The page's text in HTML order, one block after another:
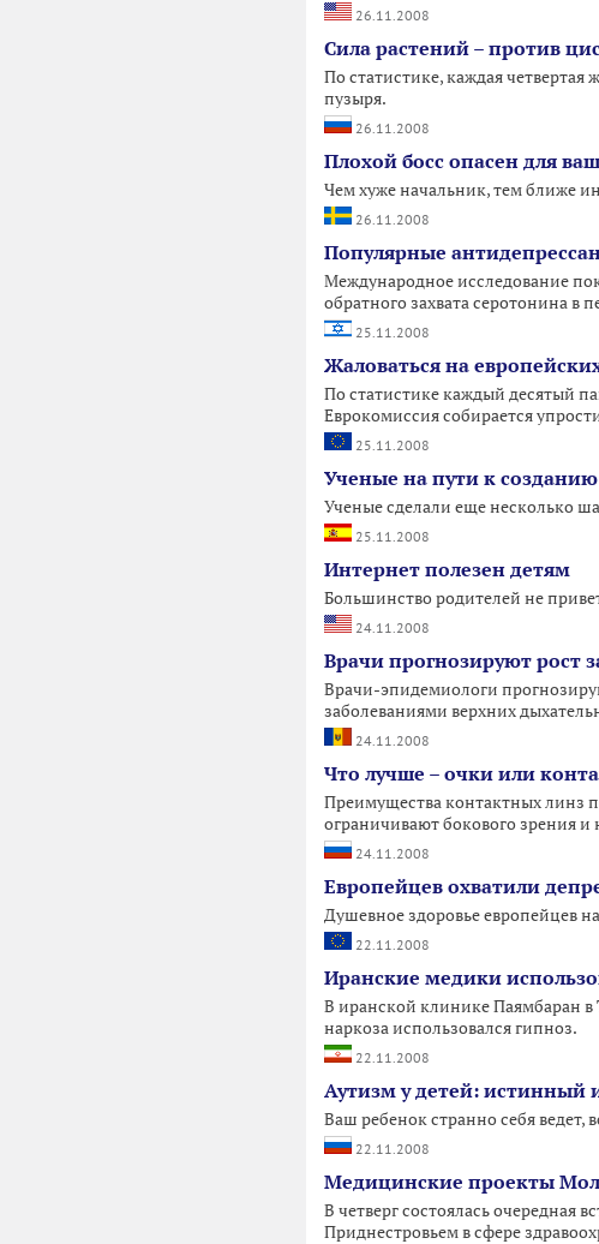
26.11.2008
Сила растений – против
По статистике, каждая
пузыря.
26.11.2008
Плохой босс опасен для
Чем хуже начальник, тем ближе
26.11.2008
Популярные
Международное исследование
обратного захвата серотонина
25.11.2008
Жаловаться на
По статистике каждый десятый
Еврокомиссия собирается
25.11.2008
Ученые на пути к
Ученые сделали еще несколько
25.11.2008
Интернет полезен детям
Большинство родителей не
24.11.2008
Врачи прогнозируют рост
Врачи-эпидемиологи
заболеваниями верхних
24.11.2008
Что лучше – очки или
Преимущества контактных линз
ограничивают бокового зрения и
24.11.2008
Европейцев охватили
Душевное здоровье европейцев
22.11.2008
Иранские медики
В иранской клинике Паямбаран в
наркоза использовался гипноз.
22.11.2008
Аутизм у детей: истинный
Ваш ребенок странно себя ведет,
22.11.2008
Медицинские проекты
В четверг состоялась очередная
Приднестровьем в сфере